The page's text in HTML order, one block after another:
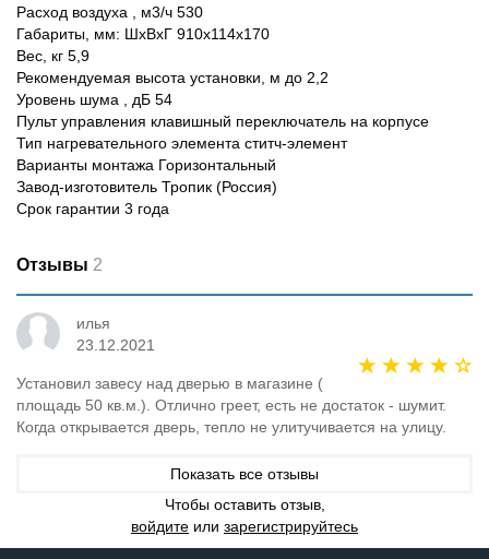
Расход воздуха , м3/ч 530
Габариты, мм: ШхВхГ 910х114х170
Вес, кг 5,9
Рекомендуемая высота установки, м до 2,2
Уровень шума , дБ 54
Пульт управления клавишный переключатель на корпусе
Тип нагревательного элемента ститч-элемент
Варианты монтажа Горизонтальный
Завод-изготовитель Тропик (Россия)
Срок гарантии 3 года
Отзывы 2
илья
23.12.2021
Установил завесу над дверью в магазине (
площадь 50 кв.м.). Отлично греет, есть не достаток - шумит.
Когда открывается дверь, тепло не улитучивается на улицу.
Показать все отзывы
Чтобы оставить отзыв,
войдите или зарегистрируйтесь